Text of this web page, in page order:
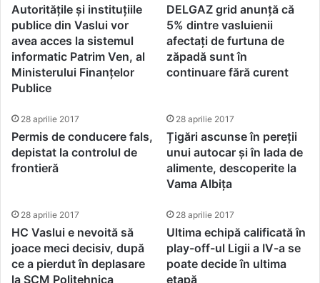
Autoritățile și instituțiile
publice din Vaslui vor
avea acces la sistemul
informatic Patrim Ven, al
Ministerului Finanțelor
Publice
DELGAZ grid anunță că
5% dintre vasluienii
afectați de furtuna de
zăpadă sunt în
continuare fără curent
28 aprilie 2017
Permis de conducere fals,
depistat la controlul de
frontieră
28 aprilie 2017
Țigări ascunse în pereții
unui autocar și în lada de
alimente, descoperite la
Vama Albița
28 aprilie 2017
HC Vaslui e nevoită să
joace meci decisiv, după
ce a pierdut în deplasare
la SCM Politehnica
28 aprilie 2017
Ultima echipă calificată în
play-off-ul Ligii a IV-a se
poate decide în ultima
etapă